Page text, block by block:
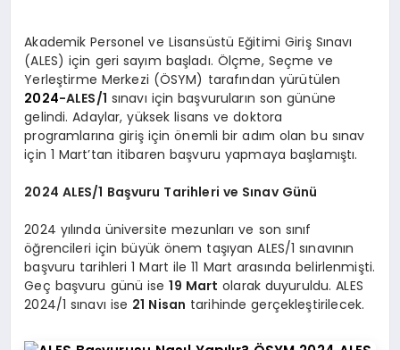
Akademik Personel ve Lisansüstü Eğitimi Giriş Sınavı
(ALES) için geri sayım başladı. Ölçme, Seçme ve
Yerleştirme Merkezi (ÖSYM) tarafından yürütülen
2024-ALES/1 sınavı için başvuruların son gününe
gelindi. Adaylar, yüksek lisans ve doktora
programlarına giriş için önemli bir adım olan bu sınav
için 1 Mart’tan itibaren başvuru yapmaya başlamıştı.
2024 ALES/1 Başvuru Tarihleri ve Sınav Günü
2024 yılında üniversite mezunları ve son sınıf
öğrencileri için büyük önem taşıyan ALES/1 sınavının
başvuru tarihleri 1 Mart ile 11 Mart arasında belirlenmişti.
Geç başvuru günü ise19 Mart olarak duyuruldu. ALES
2024/1 sınavı ise 21 Nisan tarihinde gerçekleştirilecek.